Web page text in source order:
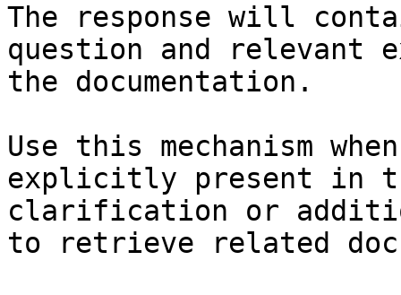
The response will
question and relevant
the documentation.
Use this mechanism
explicitly present in
clarification or